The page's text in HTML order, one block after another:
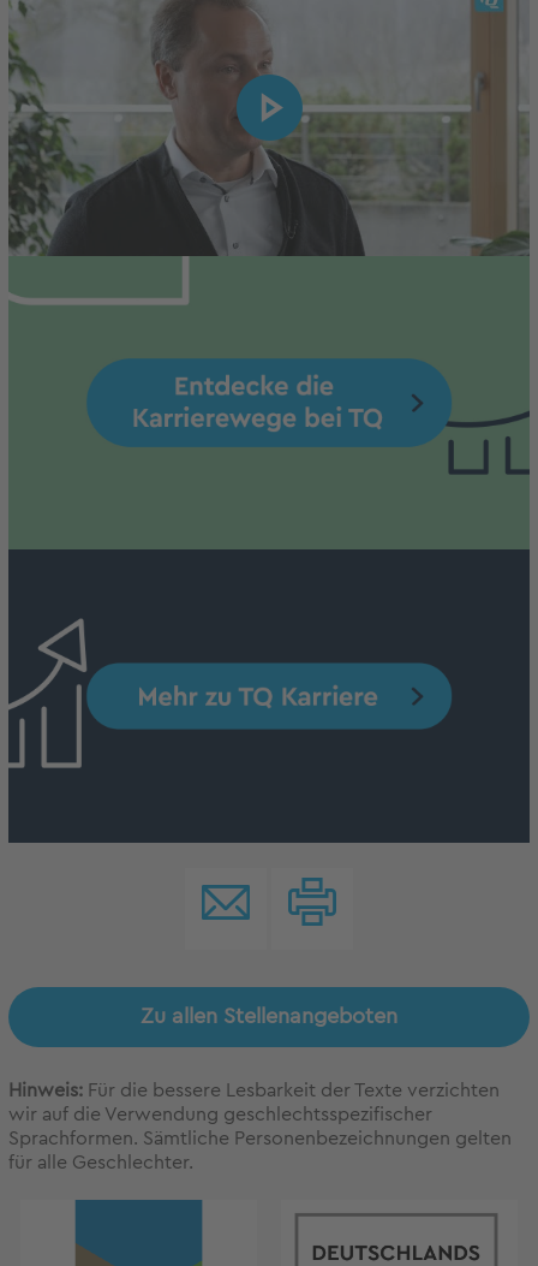
Zu allen Stellenangeboten
Hinweis: Für die bessere Lesbarkeit der Texte verzichten
wir auf die Verwendung geschlechtsspezifischer
Sprachformen. Sämtliche Personenbezeichnungen gelten
für alle Geschlechter.